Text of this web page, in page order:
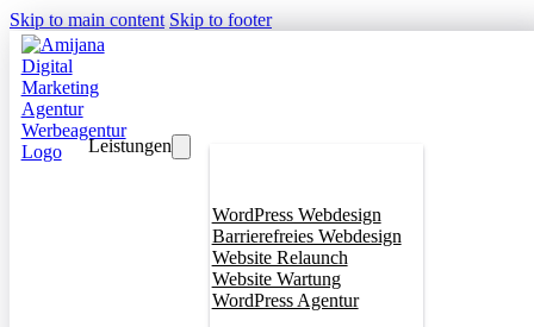
Skip to main content Skip to footer
Leistungen
WordPress Webdesign
Barrierefreies Webdesign
Website Relaunch
Website Wartung
WordPress Agentur